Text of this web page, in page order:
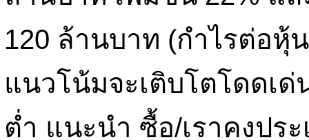
120 ล้านบาท (กำไรต่อหุ้
แนวโน้มจะเติบโตโดดเ
ต่ำ แนะนำ ซื้อ/เราคงปร